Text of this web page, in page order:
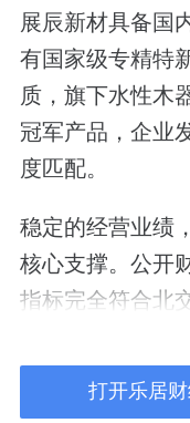
展辰新材具备国
有国家级专精特
质，旗下水性木
冠军产品，企业
度匹配。
稳定的经营业绩
核心支撑。公开
指标完全符合北
2025年公司扣非
6710.26万元、
收益率分别达到
打开乐居